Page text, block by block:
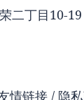
二丁目10-
情链接 隐